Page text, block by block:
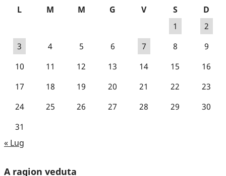
L M M G V S
D
1
2
3
4 5 6 7 8
9
10
11 12 13 14 15
16
17
18 19 20 21 22
23
24
25 26 27 28 29
30
31
« Lug
A ragion veduta